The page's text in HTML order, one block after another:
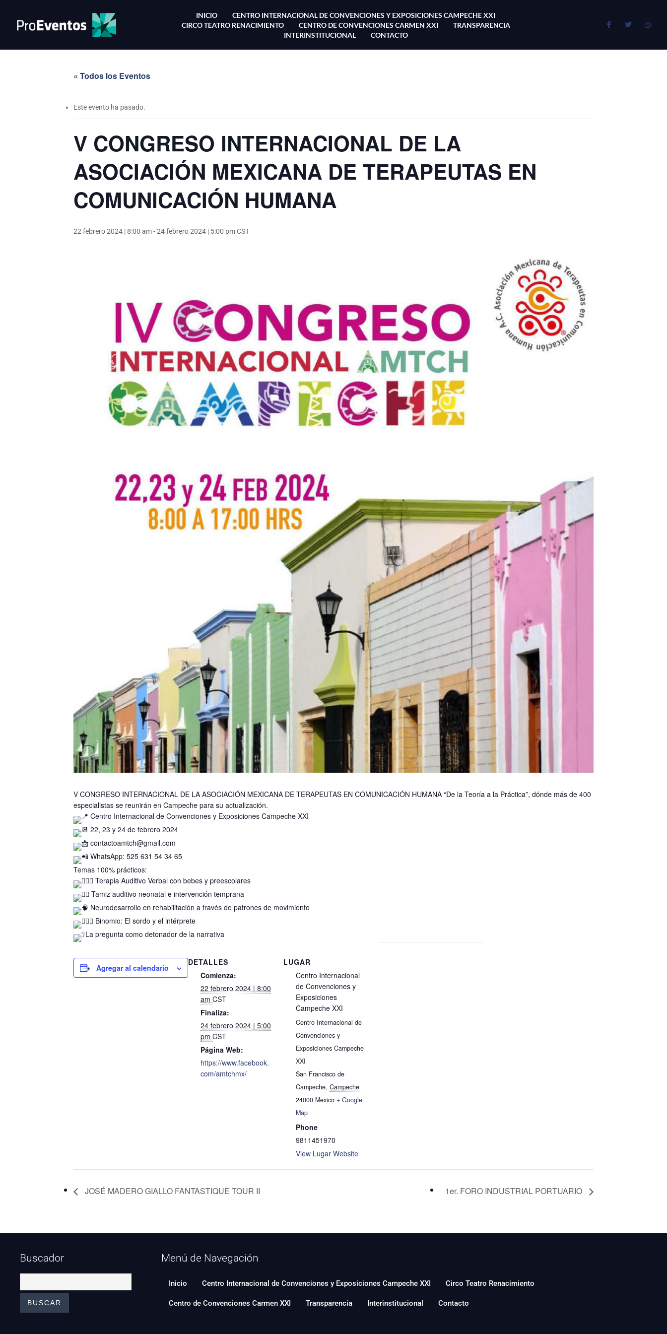
INICIO
CENTRO INTERNACIONAL DE CONVENCIONES Y EXPOSICIONES CAMPECHE XXI
CIRCO TEATRO RENACIMIENTO
CENTRO DE CONVENCIONES CARMEN XXI
TRANSPARENCIA
INTERINSTITUCIONAL
CONTACTO
« Todos los Eventos
Este evento ha pasado.
V CONGRESO INTERNACIONAL DE LA
ASOCIACIÓN MEXICANA DE TERAPEUTAS EN
COMUNICACIÓN HUMANA
22 febrero 2024 | 8:00 am-24 febrero 2024 | 5:00 pmCST
V CONGRESO INTERNACIONAL DE LA ASOCIACIÓN MEXICANA DE TERAPEUTAS EN COMUNICACIÓN HUMANA “De la Teoría a la Práctica”, dónde más de 400
especialistas se reunirán en Campeche para su actualización.
Centro Internacional de Convenciones y Exposiciones Campeche XXI
22, 23 y 24 de febrero 2024
contactoamtch@gmail.com
WhatsApp: 525 631 54 34 65
Temas 100% prácticos:
Terapia Auditivo Verbal con bebes y preescolares
Tamiz auditivo neonatal e intervención temprana
Neurodesarrollo en rehabilitación a través de patrones de movimiento
Binomio: El sordo y el intérprete
La pregunta como detonador de la narrativa
Agregar al calendario
DETALLES
Comienza:
22 febrero 2024 | 8:00
am CST
Finaliza:
24 febrero 2024 | 5:00
pm CST
Página Web:
https://www.facebook.
com/amtchmx/
LUGAR
Centro Internacional
de Convenciones y
Exposiciones
Campeche XXI
Centro Internacional de
Convenciones y
Exposiciones Campeche
XXI
San Francisco de
Campeche, Campeche
24000 Mexico + Google
Map
Phone
9811451970
View Lugar Website
JOSÉ MADERO GIALLO FANTASTIQUE TOUR II 1er. FORO INDUSTRIAL PORTUARIO
Buscador Menú de Navegación
Inicio Centro Internacional de Convenciones y Exposiciones Campeche XXI Circo Teatro Renacimiento
Centro de Convenciones Carmen XXI Transparencia Interinstitucional Contacto